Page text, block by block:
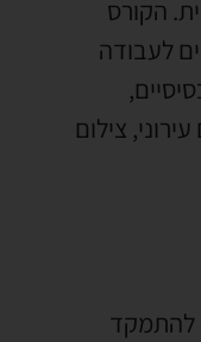
הקורס
לעבודה
צילום
להתמקד